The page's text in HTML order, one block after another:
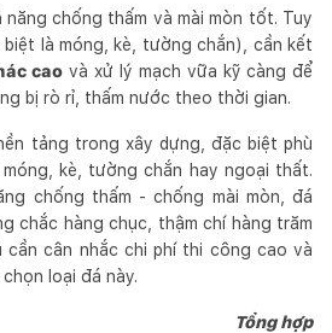
năng chống thấm và mài mòn tốt. Tuy
là móng, kè, tường chắn), cần kết
cao và xử lý mạch vữa kỹ càng để
bị rò rỉ, thấm nước theo thời gian.
tảng trong xây dựng, đặc biệt phù
kè, tường chắn hay ngoại thất.
chống thấm - chống mài mòn, đá
chắc hàng chục, thậm chí hàng trăm
cần cân nhắc chi phí thi công cao và
loại đá này.
Tổng hợp